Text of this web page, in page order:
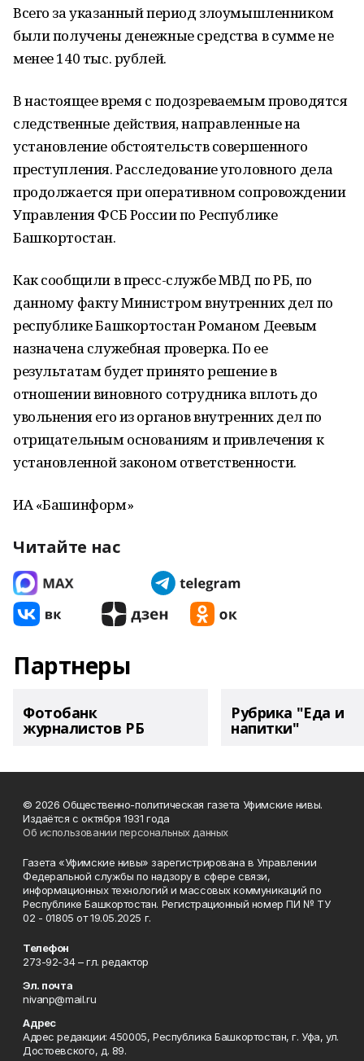
Всего за указанный период злоумышленником
были получены денежные средства в сумме не
менее 140 тыс. рублей.
В настоящее время с подозреваемым проводятся
следственные действия, направленные на
установление обстоятельств совершенного
преступления. Расследование уголовного дела
продолжается при оперативном сопровождении
Управления ФСБ России по Республике
Башкортостан.
Как сообщили в пресс-службе МВД по РБ, по
данному факту Министром внутренних дел по
республике Башкортостан Романом Деевым
назначена служебная проверка. По ее
результатам будет принято решение в
отношении виновного сотрудника вплоть до
увольнения его из органов внутренних дел по
отрицательным основаниям и привлечения к
установленной законом ответственности.
ИА «Башинформ»
Читайте нас
Партнеры
Фотобанк
журналистов РБ
Рубрика "Еда и
напитки"
© 2026 Общественно-политическая газета Уфимские нивы.
Издаётся с октября 1931 года
Об использовании персональных данных
Газета «Уфимские нивы» зарегистрирована в Управлении
Федеральной службы по надзору в сфере связи,
информационных технологий и массовых коммуникаций по
Республике Башкортостан. Регистрационный номер ПИ № ТУ
02 - 01805 от 19.05.2025 г.
Телефон
273-92-34 – гл. редактор
Эл. почта
nivanp@mail.ru
Адрес
Адрес редакции: 450005, Республика Башкортостан, г. Уфа, ул.
Достоевского, д. 89.